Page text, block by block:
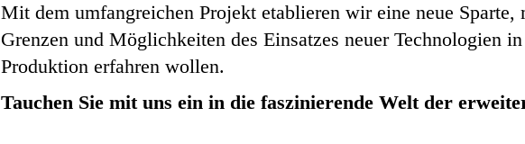
Mit dem umfangreichen Projekt etablieren wir eine neue
Grenzen und Möglichkeiten des Einsatzes neuer Technologien
Produktion erfahren wollen.
Tauchen Sie mit uns ein in die faszinierende Welt der